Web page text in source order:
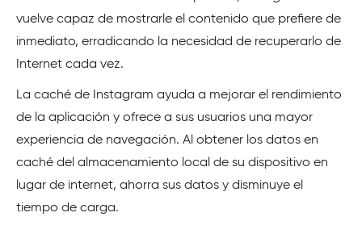
vuelve capaz de mostrarle el contenido que prefiere de
inmediato, erradicando la necesidad de recuperarlo de
Internet cada vez.
La caché de Instagram ayuda a mejorar el rendimiento
de la aplicación y ofrece a sus usuarios una mayor
experiencia de navegación. Al obtener los datos en
caché del almacenamiento local de su dispositivo en
lugar de internet, ahorra sus datos y disminuye el
tiempo de carga.